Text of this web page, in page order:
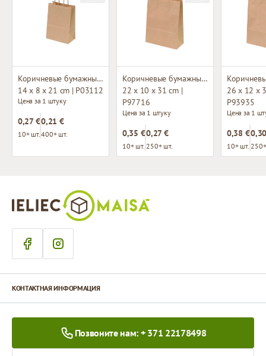
Коричневые бумажные пакеты с плетёными ручками
14 x 8 x 21 cm | P03112
Цена за 1 штуку
0,27 €
10+ шт.
0,21 €
400+ шт.
Коричневые бумажные пакеты с плетёными ручками
22 x 10 x 31 cm |
P97716
Цена за 1 штуку
0,35 €
10+ шт.
0,27 €
250+ шт.
26 x 12 x
P93935
Цена за 1
0,38 €
10+ шт.
КОНТАКТНАЯ ИНФОРМАЦИЯ
Позвоните нам: + 371 22178498